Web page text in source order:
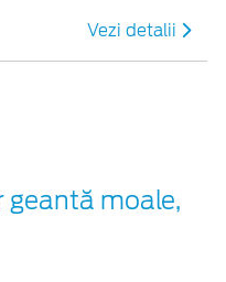
Vezi detalii
geantă moale,